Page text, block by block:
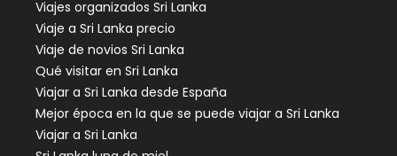
Viajes organizados Sri Lanka
Viaje a Sri Lanka precio
Viaje de novios Sri Lanka
Qué visitar en Sri Lanka
Viajar a Sri Lanka desde España
Mejor época en la que se puede viajar a Sri Lanka
Viajar a Sri Lanka